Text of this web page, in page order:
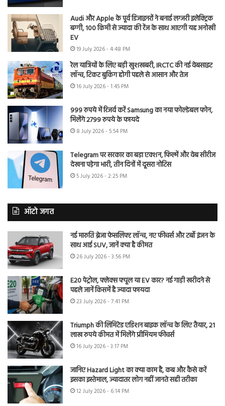
Audi और Apple के पूर्व डिजाइनरों ने बनाई लग्जरी इलेक्ट्रिक
बग्गी, 100 किमी से ज्यादा की रेंज के साथ आएगी यह अनोखी
EV
19 July 2026 - 4:48 PM
रेल यात्रियों के लिए बड़ी खुशखबरी, IRCTC की नई वेबसाइट
लॉन्च, टिकट बुकिंग होगी पहले से आसान और तेज
16 July 2026 - 1:45 PM
999 रुपये में रिजर्व करें Samsung का नया फोल्डेबल फोन,
मिलेंगे 2799 रुपये के फायदे
8 July 2026 - 5:54 PM
Telegram पर सरकार का बड़ा एक्शन, फिल्में और वेब सीरीज
देखना पड़ेगा भारी, तीन दिनों में दूसरा नोटिस
5 July 2026 - 2:25 PM
ऑटो जगत
नई मारुति ब्रेजा फेसलिफ्ट लॉन्च, नए फीचर्स और टर्बो इंजन के
साथ आई SUV, जानें क्या है कीमत
26 July 2026 - 3:56 PM
E20 पेट्रोल, फ्लेक्स फ्यूल या EV कार? नई गाड़ी खरीदने से
पहले जानें किसमें है ज्यादा फायदा
23 July 2026 - 7:41 PM
Triumph की लिमिटेड एडिशन बाइक लॉन्च के लिए तैयार, 21
लाख रुपये कीमत में मिलेंगे प्रीमियम फीचर्स
16 July 2026 - 3:17 PM
जानिए Hazard Light का क्या काम है, कब और कैसे करें
इसका इस्तेमाल, ज्यादातर लोग नहीं जानते सही तरीका
12 July 2026 - 6:14 PM